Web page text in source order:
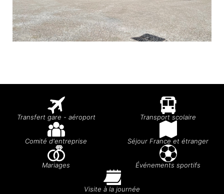
Transfert gare - aéroport Transport scolaire
Comité d'entreprise Séjour France et étranger
Mariages Événements sportifs
Visite à la journée